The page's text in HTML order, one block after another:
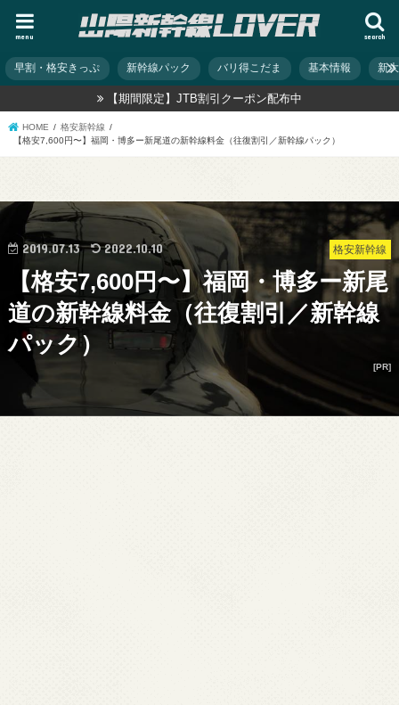
search
menu
早割・格安きっぷ 新幹線パック バリ得こだま 基本情報 新
【期間限定】JTB割引クーポン配布中
HOME
格安新幹線
【格安7,600円〜】福岡・博多ー新尾道の新幹線料金（往復割引／新幹線パック）
格安新幹線
2019.07.13 2022.10.10
【格安7,600円〜】福岡・博多ー新尾
道の新幹線料金（往復割引／新幹線
パック）